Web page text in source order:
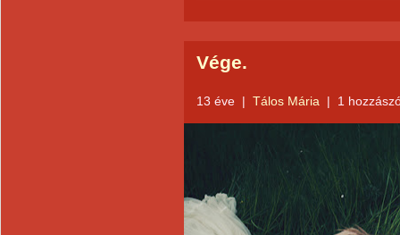
Vége.
13 éve | Tálos Mária | 1